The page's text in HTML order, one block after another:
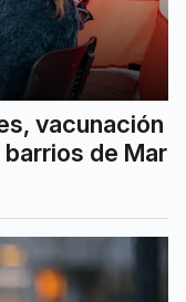
vacunación
de Mar